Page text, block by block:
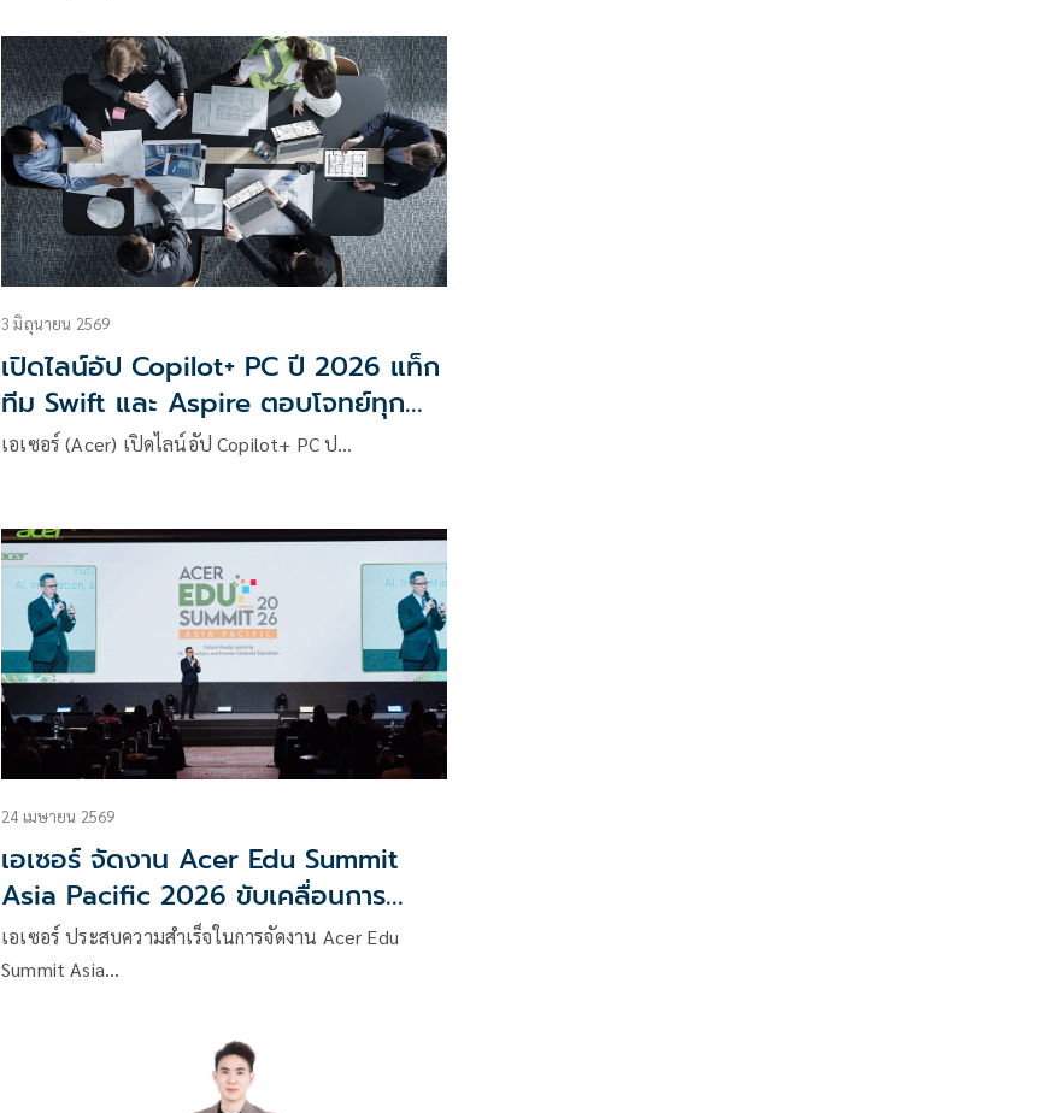
3 มิถุนายน 2569
เปิดไลน์อัป Copilot+ PC ปี 2026 แท็ก
ทีม Swift และ Aspire ตอบโจทย์ทุก
ไลฟ์สไตล์คนรุ่นใหม่
เอเซอร์ (Acer) เปิดไลน์อัป Copilot+ PC ป…
24 เมษายน 2569
เอเซอร์ จัดงาน Acer Edu Summit
Asia Pacific 2026 ขับเคลื่อนการ
ศึกษาเอเชียแปซิฟิกด้วย AI สู่การเรียนรู้
ที่พร้อมรับอนาคต
เอเซอร์ ประสบความสำเร็จในการจัดงาน Acer Edu
Summit Asia…